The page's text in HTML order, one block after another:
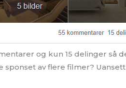
og kun 15 delinger så
sponset av flere filmer?